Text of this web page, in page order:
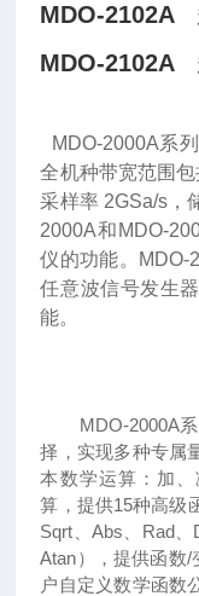
MDO-2102A
MDO-2102A
MDO-2000A系
全机种带宽范围
采样率 2GSa/s，
2000A和MDO-
仪的功能。MDO-
任意波信号发生
能。
MDO-2000A系
择，实现多种专属
本数学运算：加
算，提供15种高级
Sqrt、Abs、Rad、
Atan），提供函数/
户自定义数学函数